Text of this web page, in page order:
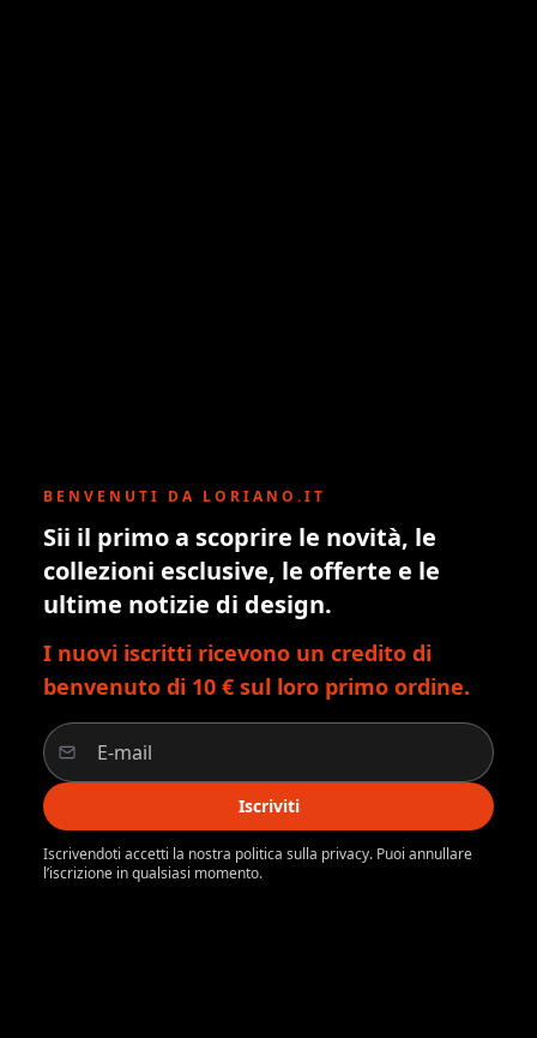
BENVENUTI DA LORIANO.IT
Sii il primo a scoprire le novità, le
collezioni esclusive, le offerte e le
ultime notizie di design.
I nuovi iscritti ricevono un credito di
benvenuto di 10 € sul loro primo ordine.
Iscriviti
Iscrivendoti accetti la nostra politica sulla privacy. Puoi annullare
l’iscrizione in qualsiasi momento.